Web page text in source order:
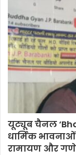
यूट्यूब चैनल
धार्मिक
रामायण और